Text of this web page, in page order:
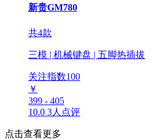
新贵GM780
共4款
三模 | 机械键盘 | 五脚热插拔
关注指数100
￥
399 - 405
10.0 3人点评
点击查看更多